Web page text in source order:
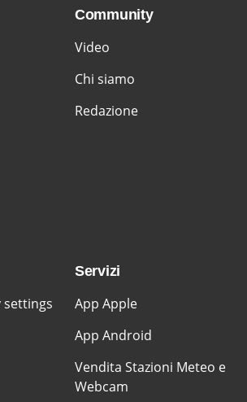
Community
Video
Chi siamo
Redazione
settings
Servizi
App Apple
App Android
Vendita Stazioni Meteo e
Webcam